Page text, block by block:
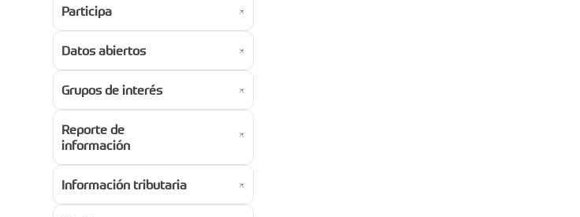
Participa
Datos abiertos
Grupos de interés
Reporte de
información
Información tributaria